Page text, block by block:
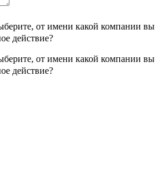
от имени какой компании вы
действие?
от имени какой компании вы
действие?